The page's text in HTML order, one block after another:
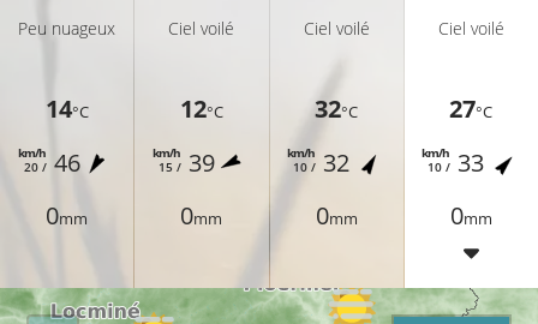
Peu nuageux
14°C
20 /
km/h 46
0mm
Ciel voilé
12°C
15 /
km/h 39
0mm
Ciel voilé
32°C
10 /
km/h 32
0mm
Ciel voilé
27°C
10 /
km/h 33
0mm
28°C